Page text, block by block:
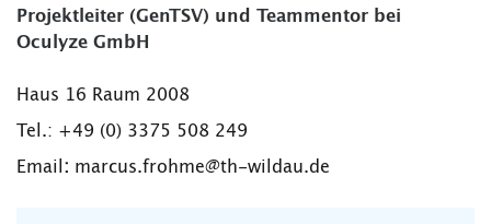
Projektleiter (GenTSV) und Teammentor bei
Oculyze GmbH
Haus 16 Raum 2008
Tel.: +49 (0) 3375 508 249
Email : marcus.frohme@th-wildau.de